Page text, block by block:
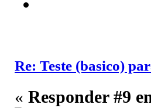
Re: Teste (basico)
« Responder #9